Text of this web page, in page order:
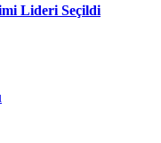
Lideri Seçildi